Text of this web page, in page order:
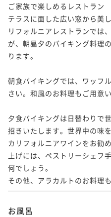
ご家族で楽しめるレストラン
テラスに面した広い窓から美
リフォルニアレストランでは
が、朝昼夕のバイキング料理
ります。
朝食バイキングでは、ワッフ
さい。和風のお料理もご用意
夕食バイキングは日替わりで
招きいたします。世界中の味
カリフォルニアワインをお勧
上げには、ペストリーシェフ
何でしょう。
その他、アラカルトのお料理
お風呂